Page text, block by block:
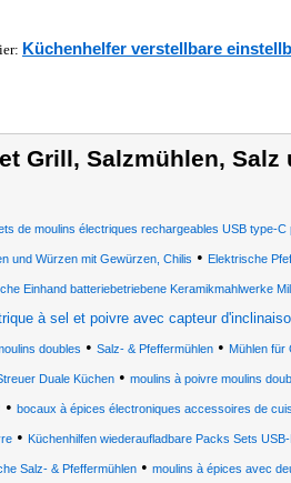
Küchenhelfer verstellbare
Grill, Salzmühlen, Salz
de moulins électriques rechargeables USB type-
und Würzen mit Gewürzen, Chilis • Elektrische
Einhand batteriebetriebene Keramikmahlwerke
à sel et poivre avec capteur
doubles • Salz- & Pfeffermühlen• Mühlen für
Duale Küchen • moulins à poivre moulins
• bocaux à épices électroniques accessoires de
• Küchenhilfen wiederaufladbare Packs Sets
Salz- & Pfeffermühlen• moulins à épices avec